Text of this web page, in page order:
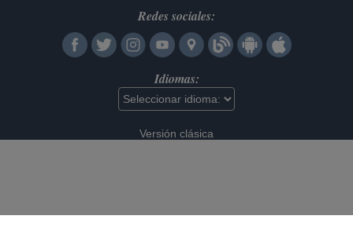
Redes sociales:
Idiomas:
Versión clásica